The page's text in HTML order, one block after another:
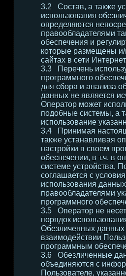
Состав, а также
использования
определяются
правообладателями
обеспечения и
которые размещены
сайтах в сети Интернет.
Перечень
программного
для сбора и анализа
данных не является
Оператор может
подобные системы, а
использование
Принимая
также устанавливая
настройки в своем
обеспечении, в т.ч. в
системе устройства,
соглашается с
использования данных
правообладателями
программного
Оператор не
порядок
Обезличенных данных
взаимодействии
программным
Обезличенные
объединяются с
Пользователе,